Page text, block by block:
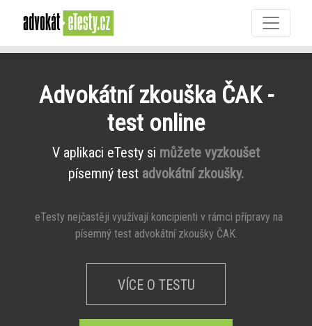
Advokátní zkouška ČAK -
test online
V aplikaci eTesty si můžete vyzkoušet
písemný test advokátní zkoušky.
eTesty nejčastěji využívají koncipienti v rámci přípravy na
písemný test advokátní zkoušky ČAK.
VÍCE O TESTU